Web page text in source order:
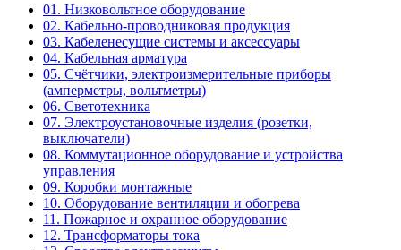
01. Низковольтное оборудование
02. Кабельно-проводниковая продукция
03. Кабеленесущие системы и аксессуары
04. Кабельная арматура
05. Счётчики, электроизмерительные приборы
(амперметры, вольтметры)
06. Светотехника
07. Электроустановочные изделия (розетки,
выключатели)
08. Коммутационное оборудование и устройства
управления
09. Коробки монтажные
10. Оборудование вентиляции и обогрева
11. Пожарное и охранное оборудование
12. Трансформаторы тока